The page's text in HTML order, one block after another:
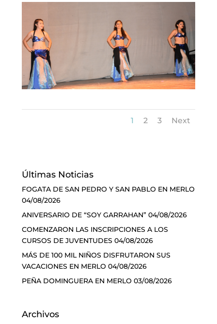
1 2 3 Next
Últimas Noticias
FOGATA DE SAN PEDRO Y SAN PABLO EN MERLO
04/08/2026
ANIVERSARIO DE “SOY GARRAHAN” 04/08/2026
COMENZARON LAS INSCRIPCIONES A LOS
CURSOS DE JUVENTUDES 04/08/2026
MÁS DE 100 MIL NIÑOS DISFRUTARON SUS
VACACIONES EN MERLO 04/08/2026
PEÑA DOMINGUERA EN MERLO 03/08/2026
Archivos